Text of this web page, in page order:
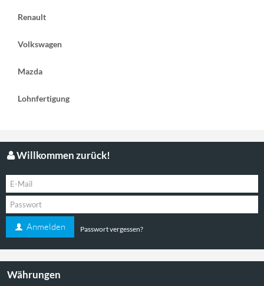
Renault
Volkswagen
Mazda
Lohnfertigung
Willkommen zurück!
Anmelden Passwort vergessen?
Währungen